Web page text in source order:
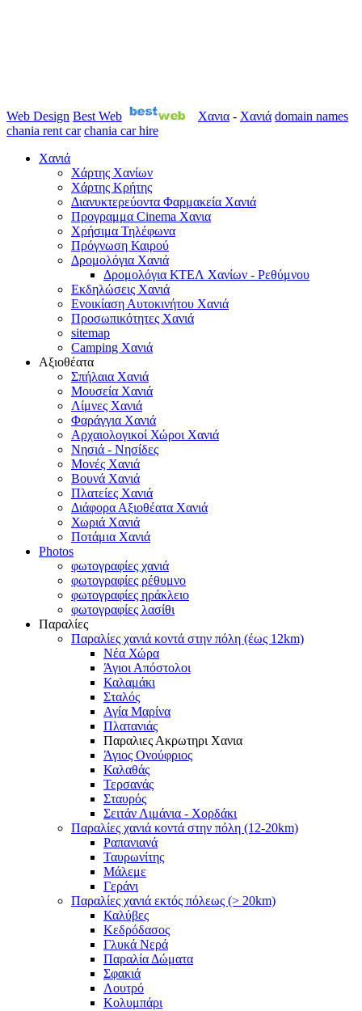
Web Design Best Web Χανια - Χανιά domain names
chania rent car chania car hire
Χανιά
Χάρτης Χανίων
Χάρτης Κρήτης
Διανυκτερεύοντα Φαρμακεία Χανιά
Προγραμμα Cinema Χανια
Χρήσιμα Τηλέφωνα
Πρόγνωση Καιρού
Δρομολόγια Χανιά
Δρομολόγια ΚΤΕΛ Χανίων - Ρεθύμνου
Εκδηλώσεις Χανιά
Ενοικίαση Αυτοκινήτου Χανιά
Προσωπικότητες Χανιά
sitemap
Camping Χανιά
Αξιοθέατα
Σπήλαια Χανιά
Μουσεία Χανιά
Λίμνες Χανιά
Φαράγγια Χανιά
Αρχαιολογικοί Χώροι Χανιά
Νησιά - Νησίδες
Μονές Χανιά
Βουνά Χανιά
Πλατείες Χανιά
Διάφορα Αξιοθέατα Χανιά
Χωριά Χανιά
Ποτάμια Χανιά
Photos
φωτογραφίες χανιά
φωτογραφίες ρέθυμνο
φωτογραφίες ηράκλειο
φωτογραφίες λασίθι
Παραλίες
Παραλίες χανιά κοντά στην πόλη (έως 12km)
Νέα Χώρα
Άγιοι Απόστολοι
Καλαμάκι
Σταλός
Αγία Μαρίνα
Πλατανιάς
Παραλιες Ακρωτηρι Χανια
Άγιος Ονούφριος
Καλαθάς
Τερσανάς
Σταυρός
Σειτάν Λιμάνια - Χορδάκι
Παραλίες χανιά κοντά στην πόλη (12-20km)
Ραπανιανά
Ταυρωνίτης
Μάλεμε
Γεράνι
Παραλίες χανιά εκτός πόλεως (> 20km)
Καλύβες
Κεδρόδασος
Γλυκά Νερά
Παραλία Δώματα
Σφακιά
Λουτρό
Κολυμπάρι